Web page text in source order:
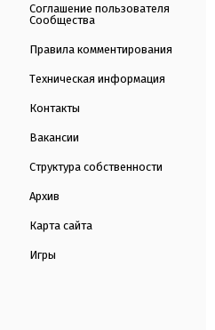
Соглашение пользователя
Сообщества
Правила комментирования
Техническая информация
Контакты
Вакансии
Структура собственности
Архив
Карта сайта
Игры